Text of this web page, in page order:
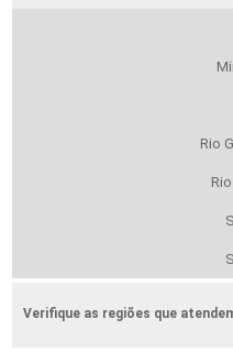
Rio
Verifique as regiões que